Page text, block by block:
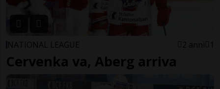
NATIONAL LEAGUE 2 anni 1
Cervenka va, Aberg arriva